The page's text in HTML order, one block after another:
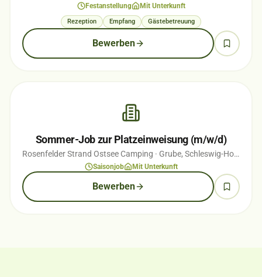
Festanstellung Mit Unterkunft
Rezeption Empfang Gästebetreuung
Bewerben
Sommer-Job zur Platzeinweisung (m/w/d)
Rosenfelder Strand Ostsee Camping · Grube, Schleswig-Holstein
Saisonjob Mit Unterkunft
Bewerben